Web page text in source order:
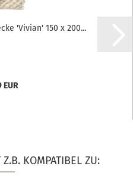
'Vivian' 150 x 200...
EUR
KOMPATIBEL ZU: